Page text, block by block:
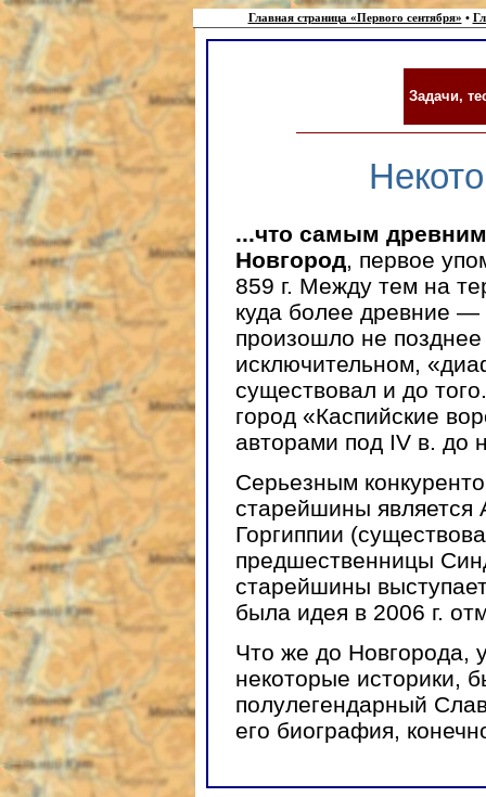
Главная страница «Первого сентября» •
Задачи,
...что самым
Новгород , первое
859 г. Между тем на
куда более древние
произошло не
исключительном,
существовал и до
город «Каспийские
авторами под IV в. до
Серьезным
старейшины является
Горгиппии
предшественницы
старейшины
была идея в 2006 г.
Что же до Новгорода,
некоторые историки,
полулегендарный
его биография,